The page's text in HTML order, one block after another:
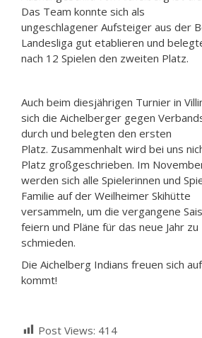
Das Team konnte sich als
ungeschlagener Aufsteiger aus der
Landesliga gut etablieren und
nach 12 Spielen den zweiten Platz.
Auch beim diesjährigen Turnier in
sich die Aichelberger gegen
durch und belegten den ersten
Platz. Zusammenhalt wird bei uns
Platz großgeschrieben. Im
werden sich alle Spielerinnen und
Familie auf der Weilheimer Skihütte
versammeln, um die vergangene
feiern und Pläne für das neue Jahr zu
schmieden.
Die Aichelberg Indians freuen sich
kommt!
Post Views: 414